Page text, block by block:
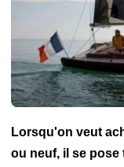
Lorsqu'on veut
ou neuf, il se